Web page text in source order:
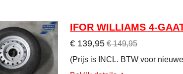
IFOR WILLIAMS 4-
€ 139,95 € 149,95
(Prijs is INCL. BTW voor